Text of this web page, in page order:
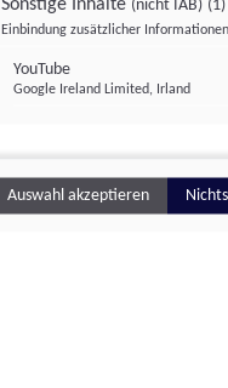
Sonstige Inhalte (nicht IAB) (1)
Einbindung zusätzlicher Informationen
YouTube
Google Ireland Limited, Irland
Auswahl akzeptieren